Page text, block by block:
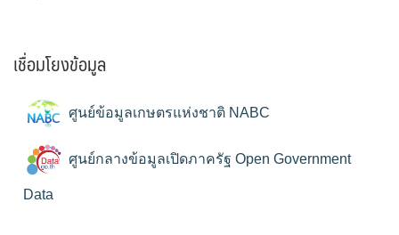
เชื่อมโยงข้อมูล
ศูนย์ข้อมูลเกษตรแห่งชาติ NABC
ศูนย์กลางข้อมูลเปิดภาครัฐ Open Government
Data